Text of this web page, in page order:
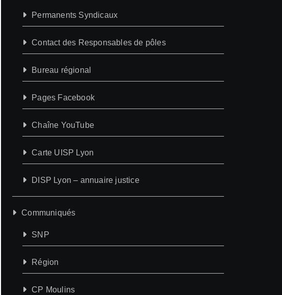
Permanents Syndicaux
Contact des Responsables de pôles
Bureau régional
Pages Facebook
Chaîne YouTube
Carte UISP Lyon
DISP Lyon – annuaire justice
Communiqués
SNP
Région
CP Moulins